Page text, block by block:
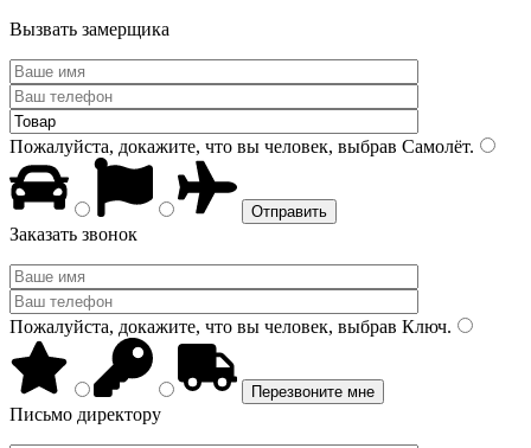
Вызвать замерщика
Пожалуйста, докажите, что вы человек, выбрав Самолёт.
Заказать звонок
Пожалуйста, докажите, что вы человек, выбрав Ключ.
Письмо директору